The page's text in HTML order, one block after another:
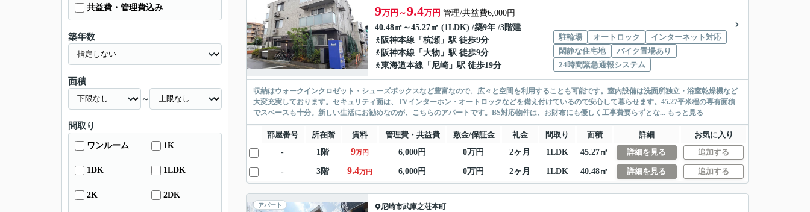
9万円～9.4万円 管理/共益費6,000円
40.48㎡～45.27㎡ (1LDK) /築9年 /3階建
阪神本線 「 杭瀬 」駅 徒歩9分
阪神本線 「 大物 」駅 徒歩9分
東海道本線 「 尼崎 」駅 徒歩19分
駐輪場 オートロック
インターネット対応
閑静な住宅地
バイク置場あり
24時間緊急通報システム
収納はウォークインクロゼット・シューズボックスなど豊富なので、広々と空間を利用することも可能です。室内設備は洗面所独立・浴室乾燥機など
大変充実しております。セキュリティ面は、TVインターホン・オートロックなどを備え付けているので安心して暮らせます。45.27平米程の専有面積
でスペースも十分。新しい生活にお勧めなのが、こちらのアパートです。BS対応物件は、お財布にも優しく工事費要らずとな... もっと見る
部屋番号 所在階 賃料 管理費・共益費 敷金/保証金 礼金 間取り 面積 詳細
お気に入り
-
1階 9万円 6,000円 0万円 2ヶ月 1LDK 45.27㎡ 詳細を見る 追加する
- 3階 9.4万円 6,000円 0万円 2ヶ月 1LDK 40.48㎡ 詳細を見る 追加する
アパート 尼崎市武庫之荘本町
共益費・管理費込み
築年数
面積
～
間取り
ワンルーム 1K
1DK 1LDK
2K 2DK